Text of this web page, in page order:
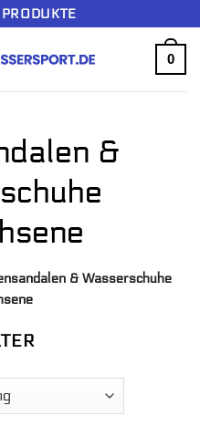
0
&
& Wasserschuhe